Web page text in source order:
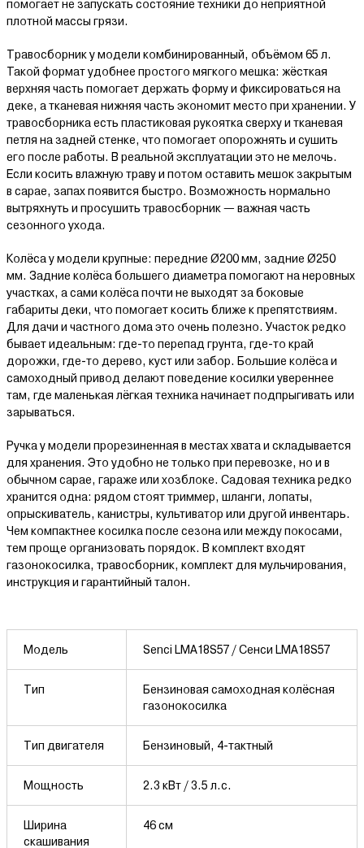
помогает не запускать состояние техники до неприятной
плотной массы грязи.
Травосборник у модели комбинированный, объёмом 65 л.
Такой формат удобнее простого мягкого мешка: жёсткая
верхняя часть помогает держать форму и фиксироваться на
деке, а тканевая нижняя часть экономит место при хранении. У
травосборника есть пластиковая рукоятка сверху и тканевая
петля на задней стенке, что помогает опорожнять и сушить
его после работы. В реальной эксплуатации это не мелочь.
Если косить влажную траву и потом оставить мешок закрытым
в сарае, запах появится быстро. Возможность нормально
вытряхнуть и просушить травосборник — важная часть
сезонного ухода.
Колёса у модели крупные: передние Ø200 мм, задние Ø250
мм. Задние колёса большего диаметра помогают на неровных
участках, а сами колёса почти не выходят за боковые
габариты деки, что помогает косить ближе к препятствиям.
Для дачи и частного дома это очень полезно. Участок редко
бывает идеальным: где-то перепад грунта, где-то край
дорожки, где-то дерево, куст или забор. Большие колёса и
самоходный привод делают поведение косилки увереннее
там, где маленькая лёгкая техника начинает подпрыгивать или
зарываться.
Ручка у модели прорезиненная в местах хвата и складывается
для хранения. Это удобно не только при перевозке, но и в
обычном сарае, гараже или хозблоке. Садовая техника редко
хранится одна: рядом стоят триммер, шланги, лопаты,
опрыскиватель, канистры, культиватор или другой инвентарь.
Чем компактнее косилка после сезона или между покосами,
тем проще организовать порядок. В комплект входят
газонокосилка, травосборник, комплект для мульчирования,
инструкция и гарантийный талон.
Модель Senci LMA18S57 / Сенси LMA18S57
Тип
Бензиновая самоходная колёсная
газонокосилка
Тип двигателя Бензиновый, 4-тактный
Мощность 2.3 кВт / 3.5 л.с.
Ширина
скашивания
46 см